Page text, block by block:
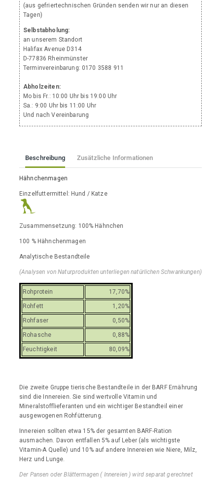
(aus gefriertechnischen Gründen senden wir nur an diesen
Tagen)
Selbstabholung:
an unserem Standort
Halifax Avenue D314
D-77836 Rheinmünster
Terminvereinbarung: 0170 3588 911
Abholzeiten:
Mo bis Fr.: 10:00 Uhr bis 19:00 Uhr
Sa.: 9:00 Uhr bis 11:00 Uhr
Und nach Vereinbarung
Beschreibung Zusätzliche Informationen
Hähnchenmagen
Einzelfuttermittel: Hund / Katze
Zusammensetzung: 100% Hähnchen
100 % Hähnchenmagen
Analytische Bestandteile
(Analysen von Naturprodukten unterliegen natürlichen Schwankungen)
Rohprotein 17,70%
Rohfett 1,20%
Rohfaser 0,50%
Rohasche 0,88%
Feuchtigkeit 80,09%
Die zweite Gruppe tierische Bestandteile in der BARF Ernährung
sind die Innereien. Sie sind wertvolle Vitamin und
Mineralstofflieferanten und ein wichtiger Bestandteil einer
ausgewogenen Rohfütterung.
Innereien sollten etwa 15% der gesamten BARF-Ration
ausmachen. Davon entfallen 5% auf Leber (als wichtigste
Vitamin-A Quelle) und 10% auf andere Innereien wie Niere, Milz,
Herz und Lunge.
Der Pansen oder Blättermagen ( Innereien ) wird separat gerechnet